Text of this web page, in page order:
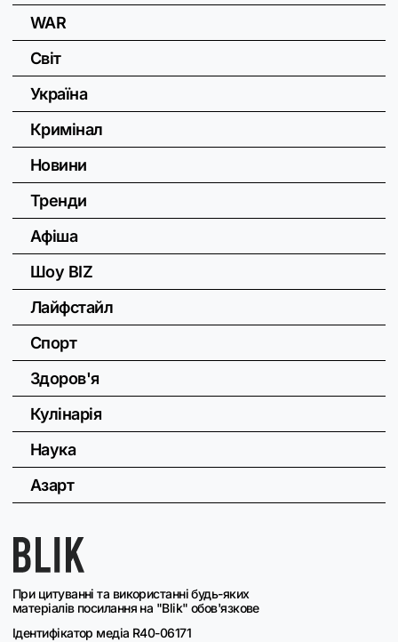
При цитуванні та використанні будь-яких
матеріалів посилання на "Blik" обов'язкове
Ідентифікатор медіа R40-06171
WAR
Світ
Україна
Кримінал
Новини
Тренди
Афіша
Шоу BIZ
Лайфстайл
Спорт
Здоров'я
Кулінарія
Наука
Азарт